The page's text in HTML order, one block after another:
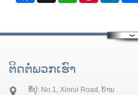
ຕິດ​ຕໍ່​ພວກ​ເຮົາ
ທີ່ຢູ່: No.1, Xinrui Road, ບ້ານ